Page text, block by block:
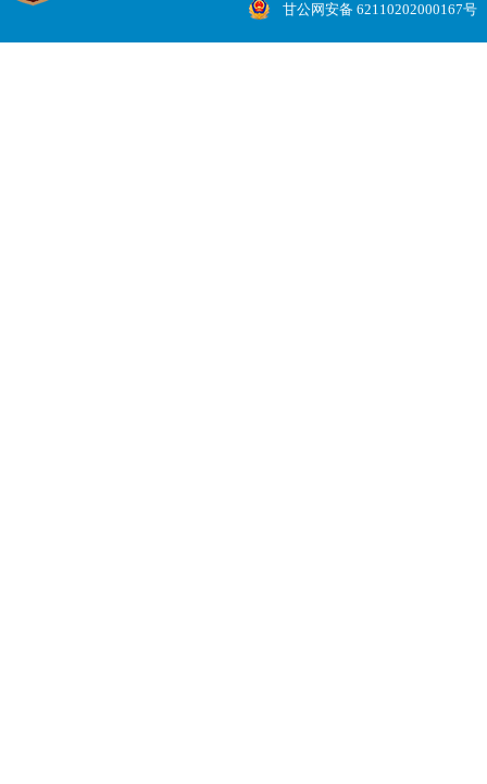
甘公网安备 62110202000167号